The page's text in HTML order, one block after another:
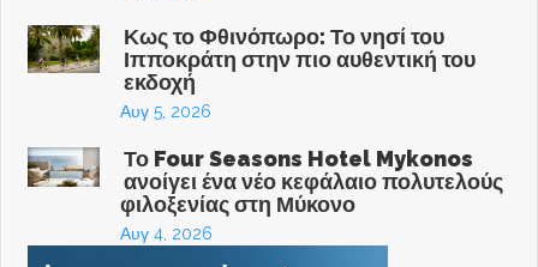
Κως το Φθινόπωρο: Το νησί του
Ιπποκράτη στην πιο αυθεντική του
εκδοχή
Αυγ 5, 2026
Το Four Seasons Hotel Mykonos
ανοίγει ένα νέο κεφάλαιο πολυτελούς
φιλοξενίας στη Μύκονο
Αυγ 4, 2026